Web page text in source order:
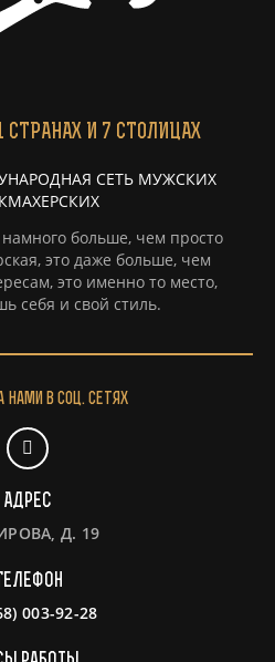
СТРАНАХ И 7 СТОЛИЦАХ
СЕТЬ МУЖСКИХ
больше, чем просто
это даже больше, чем
это именно то место,
себя и свой стиль.
нами в соц. сетях
Адрес
Д. 19
003-92-28